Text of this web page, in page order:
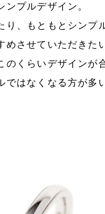
プルデザイン。
り、もともとシンプ
めさせていただきた
のくらいデザインが
はなくなる方が多